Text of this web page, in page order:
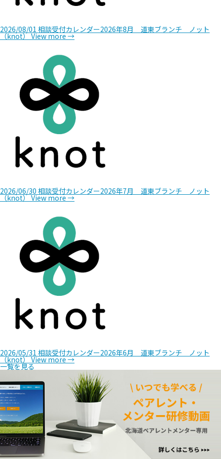
2026/08/01 相談受付カレンダー2026年8月 道東ブランチ ノット
（knot）View more →
2026/06/30 相談受付カレンダー2026年7月 道東ブランチ ノット
（knot）View more →
2026/05/31 相談受付カレンダー2026年6月 道東ブランチ ノット
（knot）View more →
一覧を見る